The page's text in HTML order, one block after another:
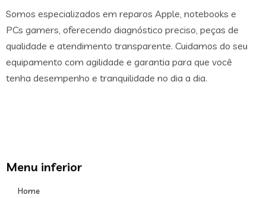
Somos especializados em reparos Apple, notebooks e
PCs gamers, oferecendo diagnóstico preciso, peças de
qualidade e atendimento transparente. Cuidamos do seu
equipamento com agilidade e garantia para que você
tenha desempenho e tranquilidade no dia a dia.
Menu inferior
Home